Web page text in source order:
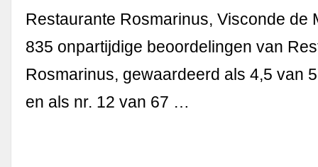
Restaurante Rosmarinus, Visconde de
835 onpartijdige beoordelingen van
Rosmarinus, gewaardeerd als 4,5 van
en als nr. 12 van 67 …